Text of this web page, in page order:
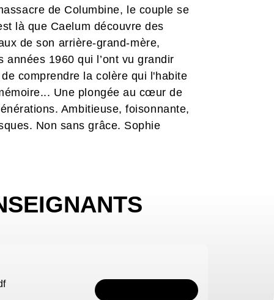
de Columbine, le couple se
là que Caelum découvre des
de son arrière-grand-mère,
1960 qui l’ont vu grandir
comprendre la colère qui l'habite
Une plongée au cœur de
Ambitieuse, foisonnante,
Non sans grâce. Sophie